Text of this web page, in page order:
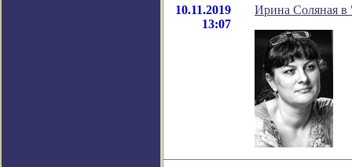
10.11.2019
13:07
Ирина Соляная в